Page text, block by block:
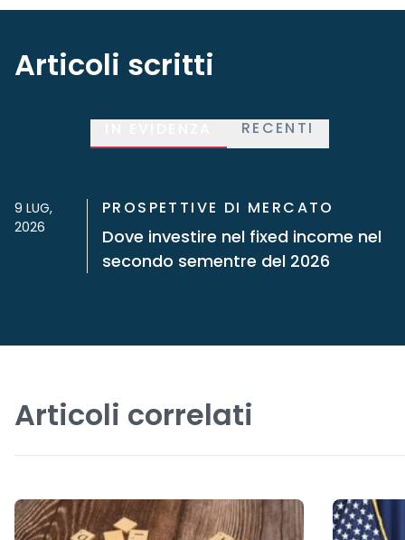
Articoli scritti
RECENTI
9 LUG,
2026
PROSPETTIVE DI MERCATO
Dove investire nel fixed income nel
secondo sementre del 2026
Articoli correlati